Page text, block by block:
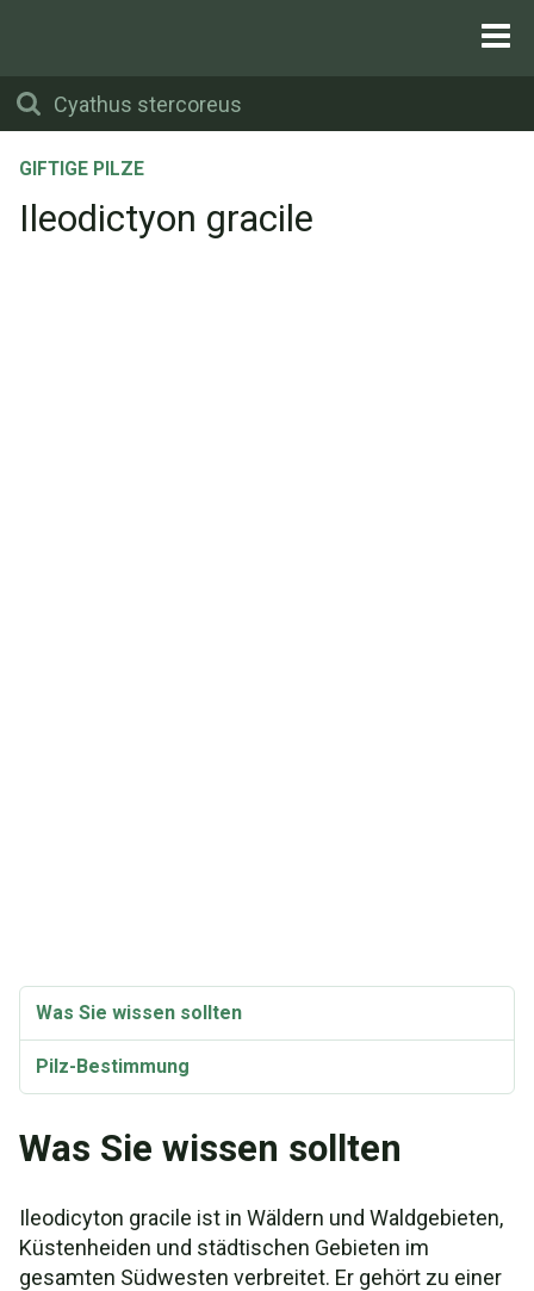
GIFTIGE PILZE
Ileodictyon gracile
Was Sie wissen sollten
Pilz-Bestimmung
Was Sie wissen sollten
Ileodicyton gracile ist in Wäldern und Waldgebieten,
Küstenheiden und städtischen Gebieten im
gesamten Südwesten verbreitet. Er gehört zu einer